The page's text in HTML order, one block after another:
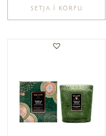
SETJA Í KÖRFU